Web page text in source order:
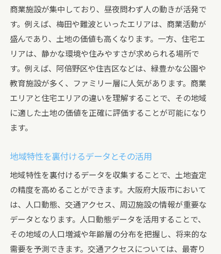
商業施設が集中しており、昼夜問わず人の動きが活発で
す。例えば、梅田や難波といったエリアは、商業活動が
盛んであり、土地の価値も高くなります。一方、住宅エ
リアは、静かな環境や住みやすさが求められる場所で
す。例えば、阿倍野区や住吉区などは、緑豊かな公園や
教育施設が多く、ファミリー層に人気があります。商業
エリアと住宅エリアの違いを理解することで、その地域
に適した土地の価値を正確に評価することが可能になり
ます。
地域特性を裏付けるデータとその活用
地域特性を裏付けるデータを収集することで、土地査定
の精度を高めることができます。大阪府大阪市において
は、人口動態、交通アクセス、周辺施設の情報が重要な
データとなります。人口動態データを活用することで、
その地域の人口増減や年齢層の分布を把握し、将来的な
需要を予測できます。交通アクセスについては、最寄り